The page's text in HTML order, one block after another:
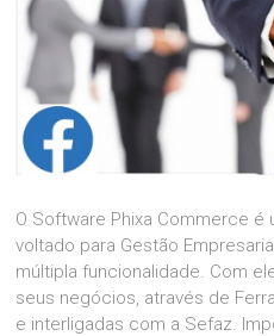
O Software Phixa Commerce é
voltado para Gestão
múltipla funcionalidade. Com
seus negócios, através de
e interligadas com a Sefaz.